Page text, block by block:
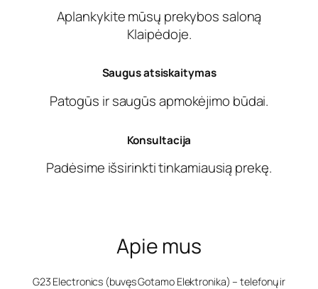
Aplankykite mūsų prekybos saloną
Klaipėdoje.
Saugus atsiskaitymas
Patogūs ir saugūs apmokėjimo būdai.
Konsultacija
Padėsime išsirinkti tinkamiausią prekę.
Apie mus
G23 Electronics (buvęs Gotamo Elektronika) – telefonų ir